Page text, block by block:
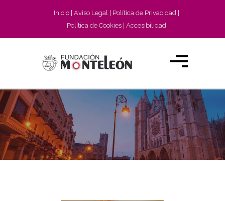
Inicio Aviso Legal
Política de Privacidad
Política de Cookies
Accesibilidad